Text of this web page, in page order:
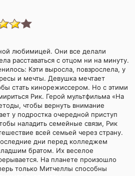
любимицей. Они все делали
расставаться с отцом ни на минуту.
Кэти выросла, повзрослела, у
и мечты. Девушка мечтает
стать кинорежиссером. Но с этими
Рик. Герой мультфильма «На
чтобы вернуть внимание
у подростка очередной приступ
наладить семейные связи, Рик
всей семьей через страну.
дни перед колледжем
братом. Их веселое
На планете произошло
только Митчеллы способны